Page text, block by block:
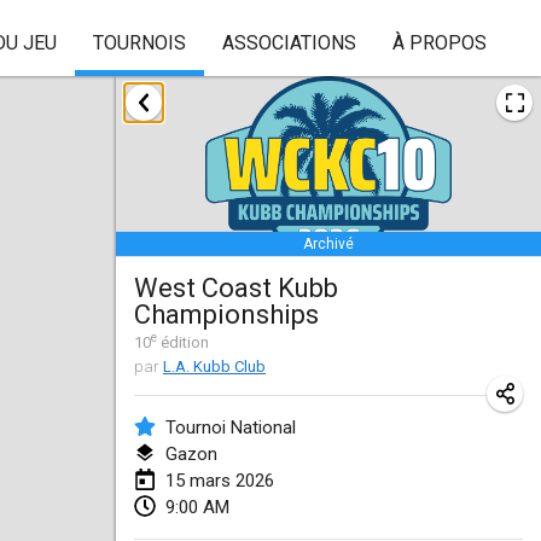
JEU TOURNOIS ASSOCIATIONS À PROPOS
Archivé
West Coast Kubb
Championships
10e édition
par L.A. Kubb Club
Tournoi National
Gazon
15 mars 2026
9:00 AM
janvier 2026
Skuffle for the Shovel
17 janv. 2026|États-Unis
Skuffle for the Shovel
17 janv. 2026| États-Unis
Winterkubb
25 janv. 2026
mars 2026
Winter Kubb Mött
1 mars 2026